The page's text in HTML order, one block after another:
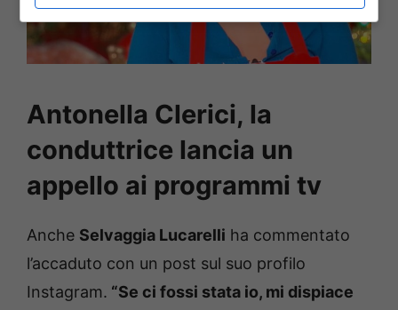
Antonella Clerici, la
conduttrice lancia un
appello ai programmi tv
Anche Selvaggia Lucarelli ha commentato
l’accaduto con un post sul suo profilo
Instagram. “Se ci fossi stata io, mi dispiace